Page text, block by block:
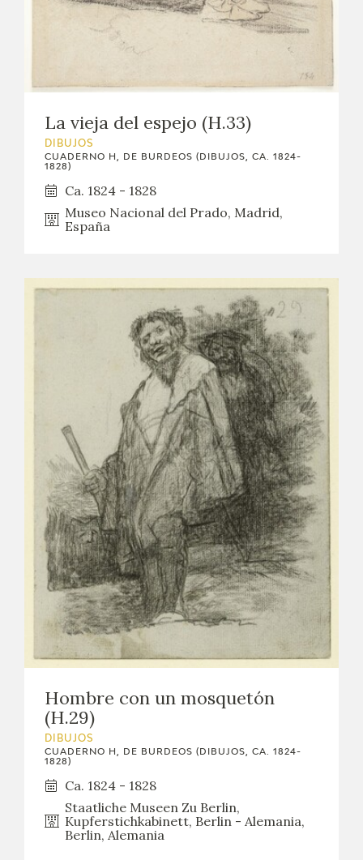
La vieja del espejo (H.33)
DIBUJOS
CUADERNO H, DE BURDEOS (DIBUJOS, CA. 1824-
1828)
Ca. 1824 - 1828
Museo Nacional del Prado, Madrid,
España
Hombre con un mosquetón
(H.29)
DIBUJOS
CUADERNO H, DE BURDEOS (DIBUJOS, CA. 1824-
1828)
Ca. 1824 - 1828
Staatliche Museen Zu Berlin,
Kupferstichkabinett, Berlin - Alemania,
Berlin, Alemania